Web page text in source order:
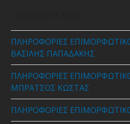
ΠΛΗΡΟΦΟΡΙΕΣ
ΒΑΣΙΛΗΣ ΠΑΠΑΔΑΚΗΣ
ΠΛΗΡΟΦΟΡΙΕΣ
ΜΠΡΑΤΣΟΣ ΚΩΣΤΑΣ
ΠΛΗΡΟΦΟΡΙΕΣ